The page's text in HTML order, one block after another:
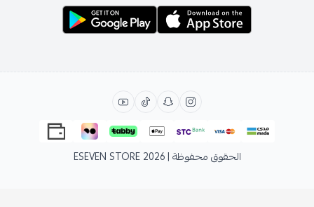
الحقوق محفوظة | 2026 ESEVEN STORE